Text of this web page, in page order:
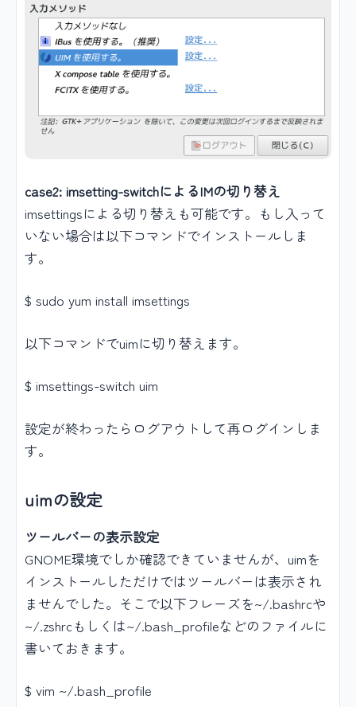
case2: imsetting-switchによるIMの切り替え
imsettingsによる切り替えも可能です。もし入って
いない場合は以下コマンドでインストールしま
す。
$ sudo yum install imsettings
以下コマンドでuimに切り替えます。
$ imsettings-switch uim
設定が終わったらログアウトして再ログインしま
す。
uimの設定
ツールバーの表示設定
GNOME環境でしか確認できていませんが、uimを
インストールしただけではツールバーは表示され
ませんでした。そこで以下フレーズを~/.bashrcや
~/.zshrcもしくは~/.bash_profileなどのファイルに
書いておきます。
$ vim ~/.bash_profile